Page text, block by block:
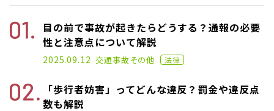
目の前で事故が起きたらどうする？通報の必要
性と注意点について解説
2021.02.26
2025.09.12 交通事故その他 法律
「歩行者妨害」ってどんな違反？罰金や違反点
数も解説